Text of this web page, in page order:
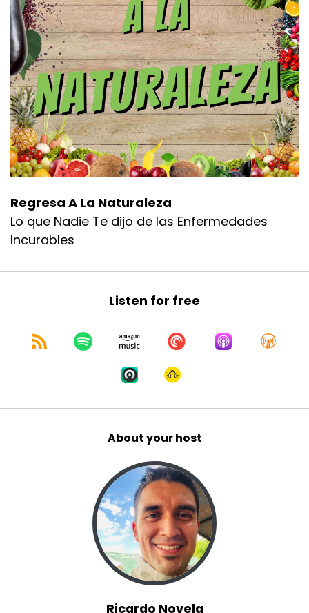
Regresa A La Naturaleza
Lo que Nadie Te dijo de las Enfermedades
Incurables
Listen for free
About your host
Ricardo Novela